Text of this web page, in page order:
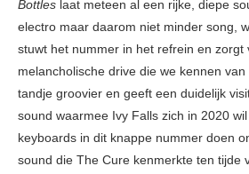
Bottles laat meteen al een rijke, diepe
electro maar daarom niet minder song,
stuwt het nummer in het refrein en zorgt
melancholische drive die we kennen van
tandje groovier en geeft een duidelijk
sound waarmee Ivy Falls zich in 2020
keyboards in dit knappe nummer doen
sound die The Cure kenmerkte ten tijde